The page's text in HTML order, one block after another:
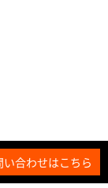
い合わせはこちら